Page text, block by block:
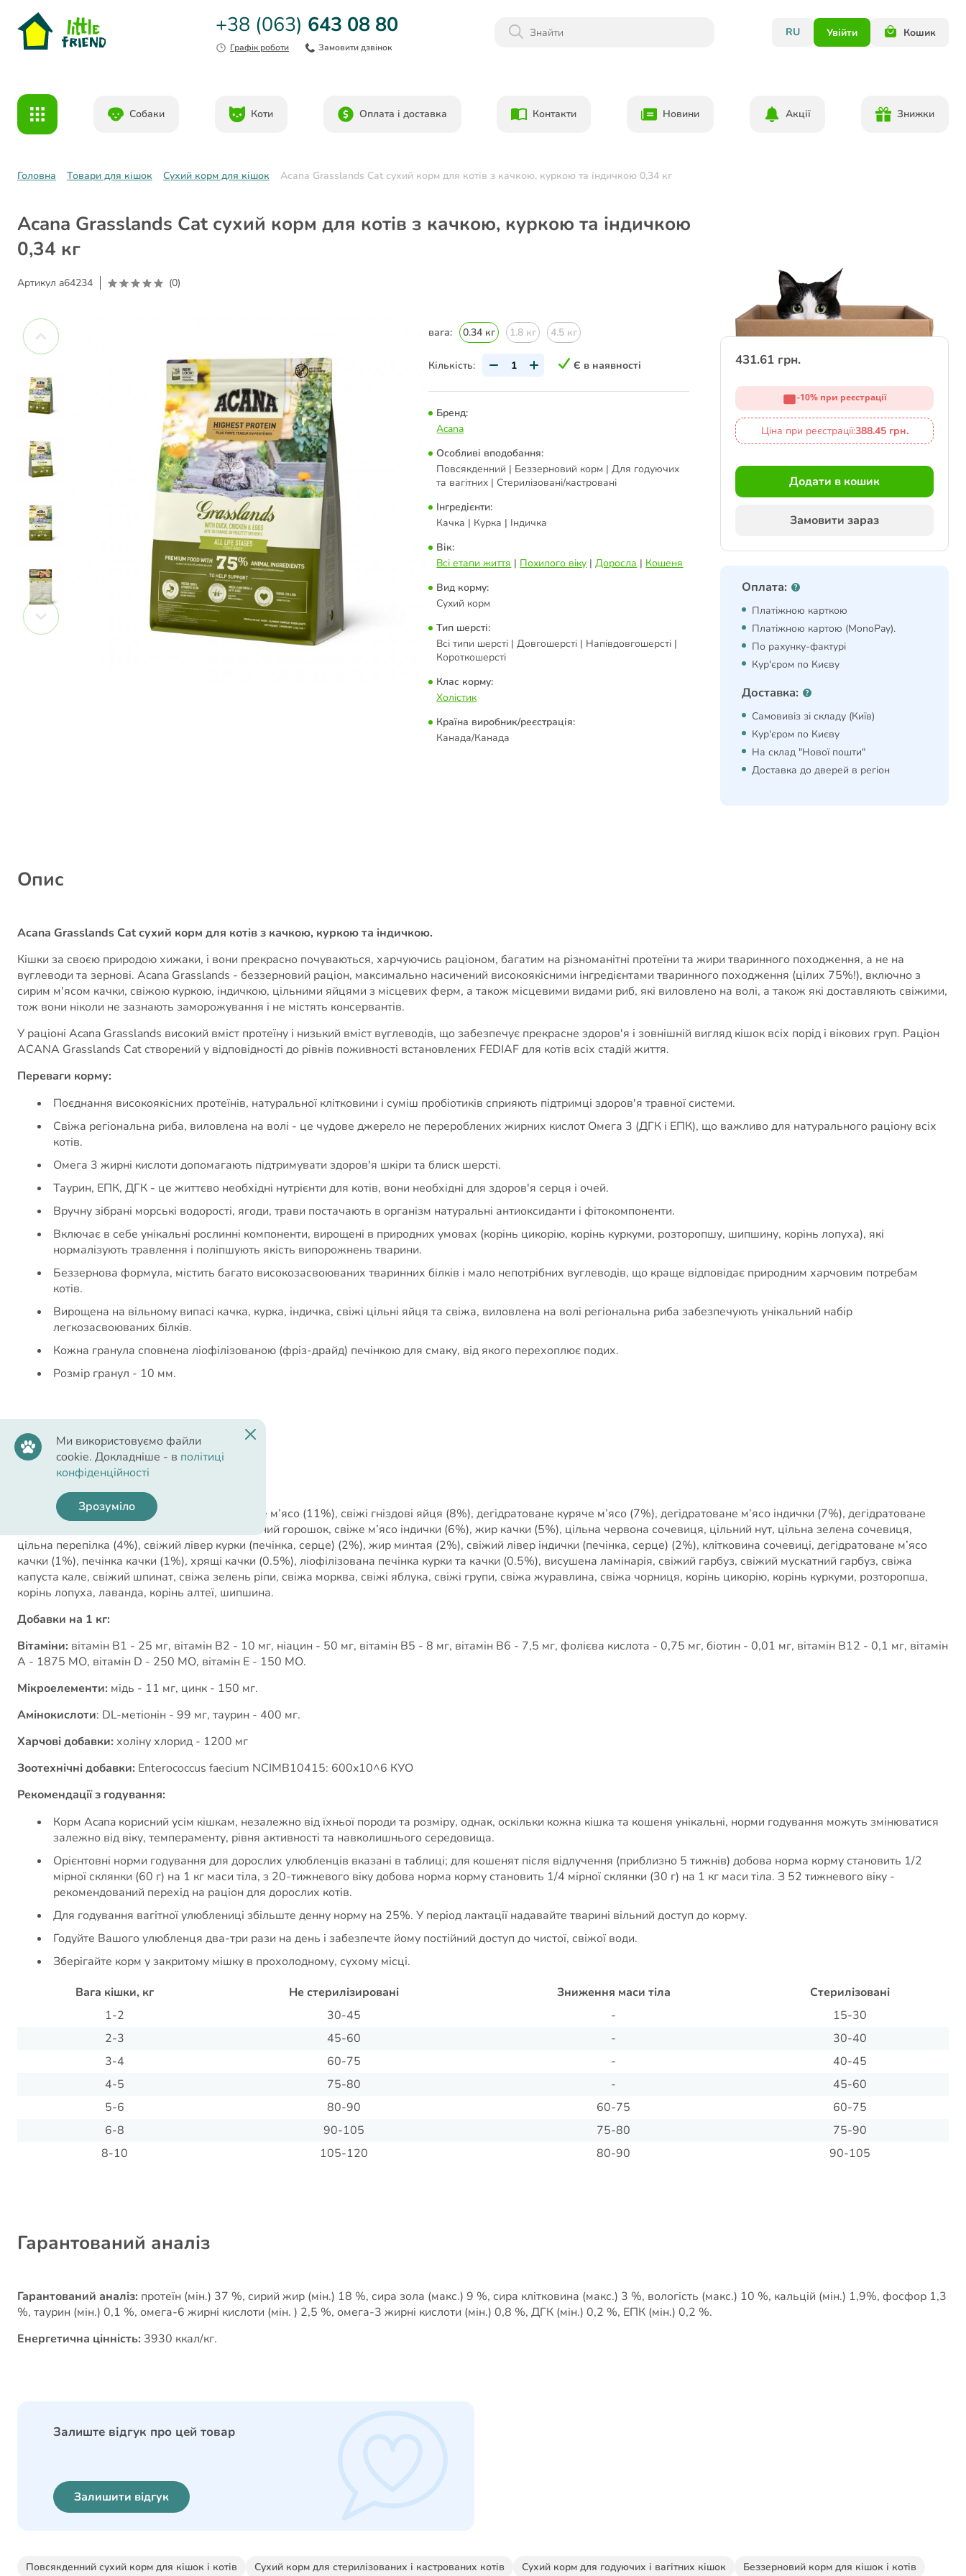
Даруємо 1000гр на бонусний рахунок при реєстрації!)
+38 (063) 643 08 80
Графік роботи Замовити дзвінок
RU Увійти Кошик
Собаки Коти Оплата і доставка Контакти Новини Акції Знижки
Головна Товари для кішок Сухий корм для кішок Acana Grasslands Cat сухий корм для котів з качкою, куркою та індичкою 0,34 кг
Acana Grasslands Cat сухий корм для котів з качкою, куркою та індичкою
0,34 кг
Артикул a64234 (0)
вага: 0.34 кг 1.8 кг 4.5 кг
Кількість: Є в наявності
Бренд:
Acana
Особливі вподобання:
Повсякденний | Беззерновий корм | Для годуючих
та вагітних | Стерилізовані/кастровані
Інгредієнти:
Качка | Курка | Індичка
Вік:
Всі етапи життя | Похилого віку |Доросла | Кошеня
Вид корму:
Сухий корм
Тип шерсті:
Всі типи шерсті | Довгошерсті | Напівдовгошерсті |
Короткошерсті
Клас корму:
Холістик
Країна виробник/реєстрація:
Канада/Канада
431.61 грн.
-10% при реєстрації
Ціна при реєстрації:388.45 грн.
Додати в кошик
Замовити зараз
Оплата:
Платіжною карткою
Платіжною картою (MonoPay).
По рахунку-фактурі
Кур'єром по Києву
Доставка:
Самовивіз зі складу (Київ)
Кур'єром по Києву
На склад "Нової пошти"
Доставка до дверей в регіон
Опис
Acana Grasslands Cat сухий корм для котів з качкою, куркою та індичкою.
Кішки за своєю природою хижаки, і вони прекрасно почуваються, харчуючись раціоном, багатим на різноманітні протеїни та жири тваринного походження, а не на
вуглеводи та зернові. Acana Grasslands - беззерновий раціон, максимально насичений високоякісними інгредієнтами тваринного походження (цілих 75%!), включно з
сирим м'ясом качки, свіжою куркою, індичкою, цільними яйцями з місцевих ферм, а також місцевими видами риб, які виловлено на волі, а також які доставляють свіжими,
тож вони ніколи не зазнають заморожування і не містять консервантів.
У раціоні Acana Grasslands високий вміст протеїну і низький вміст вуглеводів, що забезпечує прекрасне здоров'я і зовнішній вигляд кішок всіх порід і вікових груп. Раціон
ACANA Grasslands Cat створений у відповідності до рівнів поживності встановлених FEDIAF для котів всіх стадій життя.
Переваги корму:
Поєднання високоякісних протеїнів, натуральної клітковини і суміш пробіотиків сприяють підтримці здоров'я травної системи.
Свіжа регіональна риба, виловлена на волі - це чудове джерело не перероблених жирних кислот Омега 3 (ДГК і ЕПК), що важливо для натурального раціону всіх
котів.
Омега 3 жирні кислоти допомагають підтримувати здоров'я шкіри та блиск шерсті.
Таурин, ЕПК, ДГК - це життєво необхідні нутрієнти для котів, вони необхідні для здоров'я серця і очей.
Вручну зібрані морські водорості, ягоди, трави постачають в організм натуральні антиоксиданти і фітокомпоненти.
Включає в себе унікальні рослинні компоненти, вирощені в природних умовах (корінь цикорію, корінь куркуми, розторопшу, шипшину, корінь лопуха), які
нормалізують травлення і поліпшують якість випорожнень тварини.
Беззернова формула, містить багато високозасвоюваних тваринних білків і мало непотрібних вуглеводів, що краще відповідає природним харчовим потребам
котів.
Вирощена на вільному випасі качка, курка, індичка, свіжі цільні яйця та свіжа, виловлена на волі регіональна риба забезпечують унікальний набір
легкозасвоюваних білків.
Кожна гранула сповнена ліофілізованою (фріз-драйд) печінкою для смаку, від якого перехоплює подих.
Розмір гранул - 10 мм.
Cклад
свіже м’ясо качки (11%), свіже куряче м’ясо (11%), свіжі гніздові яйця (8%), дегідратоване куряче м’ясо (7%), дегідратоване м’ясо індички (7%), дегідратоване
м’ясо білої риби (7%), квасоля строката, цільний горошок, свіже м’ясо індички (6%), жир качки (5%), цільна червона сочевиця, цільний нут, цільна зелена сочевиця,
цільна перепілка (4%), свіжий лівер курки (печінка, серце) (2%), жир минтая (2%), свіжий лівер індички (печінка, серце) (2%), клітковина сочевиці, дегідратоване м’ясо
качки (1%), печінка качки (1%), хрящі качки (0.5%), ліофілізована печінка курки та качки (0.5%), висушена ламінарія, свіжий гарбуз, свіжий мускатний гарбуз, свіжа
капуста кале, свіжий шпинат, свіжа зелень ріпи, свіжа морква, свіжі яблука, свіжі групи, свіжа журавлина, свіжа чорниця, корінь цикорію, корінь куркуми, розторопша,
корінь лопуха, лаванда, корінь алтеї, шипшина.
Добавки на 1 кг:
Вітаміни: вітамін B1 - 25 мг, вітамін B2 - 10 мг, ніацин - 50 мг, вітамін B5 - 8 мг, вітамін B6 - 7,5 мг, фолієва кислота - 0,75 мг, біотин - 0,01 мг, вітамін B12 - 0,1 мг, вітамін
A - 1875 МО, вітамін D - 250 МО, вітамін E - 150 МО.
Мікроелементи: мідь - 11 мг, цинк - 150 мг.
Амінокислоти: DL-метіонін - 99 мг, таурин - 400 мг.
Харчові добавки: холіну хлорид - 1200 мг
Зоотехнічні добавки: Enterococcus faecium NCIMB10415: 600x10^6 КУО
Рекомендації з годування:
Корм Acana корисний усім кішкам, незалежно від їхньої породи та розміру, однак, оскільки кожна кішка та кошеня унікальні, норми годування можуть змінюватися
залежно від віку, темпераменту, рівня активності та навколишнього середовища.
Орієнтовні норми годування для дорослих улюбленців вказані в таблиці; для кошенят після відлучення (приблизно 5 тижнів) добова норма корму становить 1/2
мірної склянки (60 г) на 1 кг маси тіла, з 20-тижневого віку добова норма корму становить 1/4 мірної склянки (30 г) на 1 кг маси тіла. З 52 тижневого віку -
рекомендований перехід на раціон для дорослих котів.
Для годування вагітної улюблениці збільште денну норму на 25%. У період лактації надавайте тварині вільний доступ до корму.
Годуйте Вашого улюбленця два-три рази на день і забезпечте йому постійний доступ до чистої, свіжої води.
Зберігайте корм у закритому мішку в прохолодному, сухому місці.
Вага кішки, кг
Не стерилізировані Зниження маси тіла
Стерилізовані
1-2
30-45 -
15-30
2-3
45-60 -
30-40
3-4
60-75 -
40-45
4-5
75-80 -
45-60
5-6
80-90 60-75
60-75
6-8
90-105 75-80
75-90
8-10
105-120 80-90 90-105
Гарантований аналіз
Гарантований аналіз: протеїн (мін.) 37 %, сирий жир (мін.) 18 %, сира зола (макс.) 9 %, сира клітковина (макс.) 3 %, вологість (макс.) 10 %, кальцій (мін.) 1,9%, фосфор 1,3
%, таурин (мін.) 0,1 %, омега-6 жирні кислоти (мін. ) 2,5 %, омега-3 жирні кислоти (мін.) 0,8 %, ДГК (мін.) 0,2 %, ЕПК (мін.) 0,2 %.
Енергетична цінність: 3930 ккал/кг.
Залиште відгук про цей товар
Залишити відгук
Повсякденний сухий корм для кішок і котів Сухий корм для стерилізованих і кастрованих котів Сухий корм для годуючих і вагітних кішок Беззерновий корм для кішок і котів
Ми використовуємо файли
cookie. Докладніше - в політиці
конфіденційності
Зрозуміло